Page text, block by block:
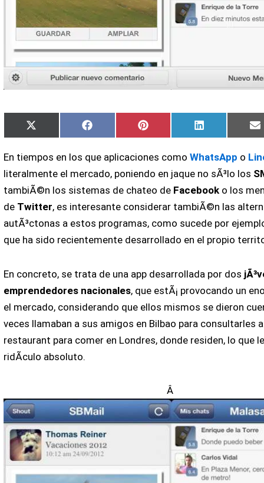
Compartir
en
X
(Twitter)
Compartir
en
Facebook
Compartir
en
Pinterest
Compartir
en
LinkedIn
En tiempos en los que aplicaciones como WhatsApp o
literalmente el mercado, poniendo en jaque no sÃ³lo los
tambiÃ©n los sistemas de chateo de Facebooko los
de Twitter, es interesante considerar tambiÃ©n las
autÃ³ctonas a estos programas, como sucede por
que ha sido recientemente desarrollado en el propio
En concreto, se trata de una app desarrollada por dos
emprendedores nacionales, que estÃ¡ provocando un
el mercado, considerando que ellos mismos se dieron
veces llamaban a sus amigos en Bilbao para consultarles
restaurant para comer en Londres, donde residen, lo que
ridÃ­culo absoluto.
Â